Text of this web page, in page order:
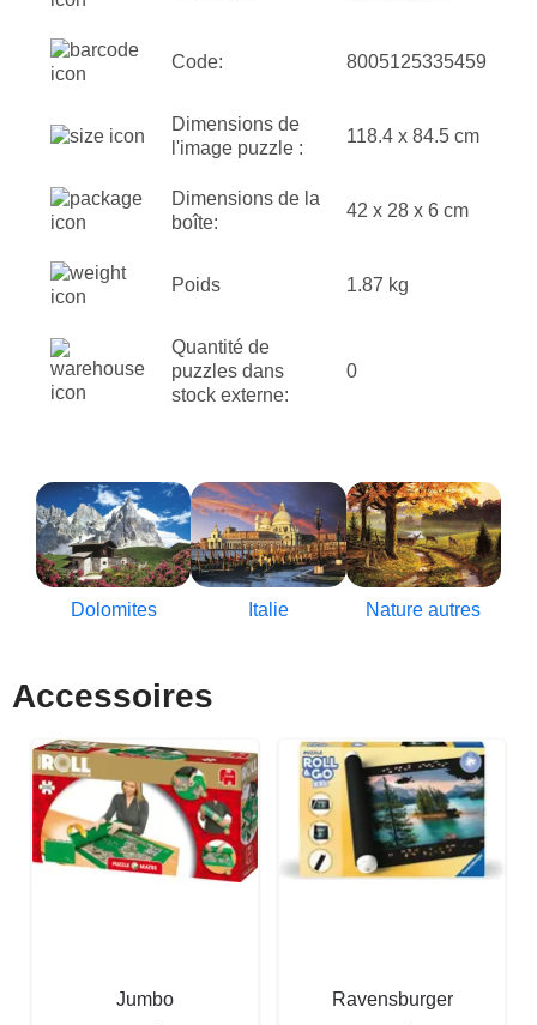
Code: 8005125335459
Dimensions de
l'image puzzle :
118.4 x 84.5 cm
Dimensions de la
boîte:
42 x 28 x 6 cm
Poids 1.87 kg
Quantité de
puzzles dans
stock externe:
0
Dolomites Italie Nature autres
Accessoires
Jumbo
Ravensburger